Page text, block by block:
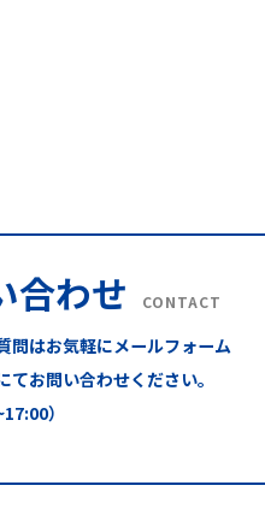
合わせ CONTACT
問はお気軽にメールフォーム
てお問い合わせください。
）